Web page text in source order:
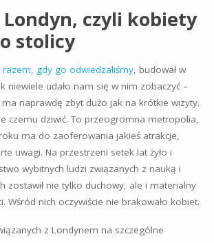
czyli kobiety
stolicy
gdy go odwiedzaliśmy, budował w
niewiele udało nam się w nim zobaczyć –
naprawdę zbyt dużo jak na krótkie wizyty.
czemu dziwić. To przeogromna metropolia,
ma do zaoferowania jakieś atrakcje,
uwagi. Na przestrzeni setek lat żyło i
wybitnych ludzi związanych z nauką i
zostawił nie tylko duchowy, ale i materialny
Wśród nich oczywiście nie brakowało kobiet.
z Londynem na szczególne